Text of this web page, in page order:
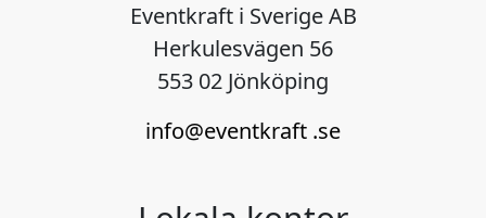
Eventkraft i Sverige AB
Herkulesvägen 56
553 02 Jönköping
info@eventkraft .se